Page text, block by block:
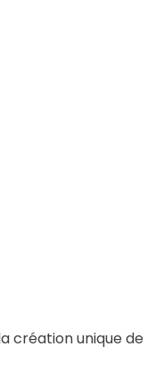
création unique de